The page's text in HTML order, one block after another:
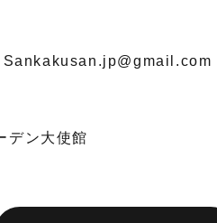
Sankakusan.jp@gmail.com
デン大使館